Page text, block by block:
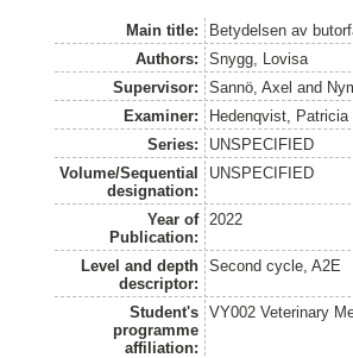
Main title:
Betydelsen av
Authors:
Snygg, Lovisa
Supervisor:
Sannö, Axel and
Examiner:
Hedenqvist, Patricia
Series:
UNSPECIFIED
Volume/Sequential
designation:
UNSPECIFIED
Year of
Publication:
2022
Level and depth
descriptor:
Second cycle, A2E
Student's
programme
affiliation:
VY002 Veterinary